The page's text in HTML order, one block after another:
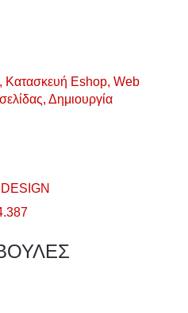
Κατασκευή Eshop, Web
Δημιουργία